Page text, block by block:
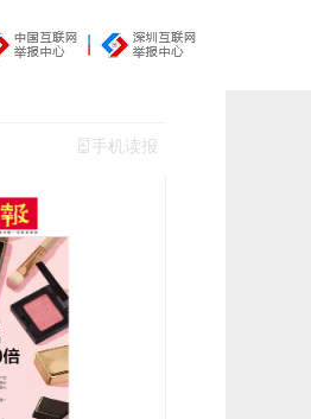
手机读报